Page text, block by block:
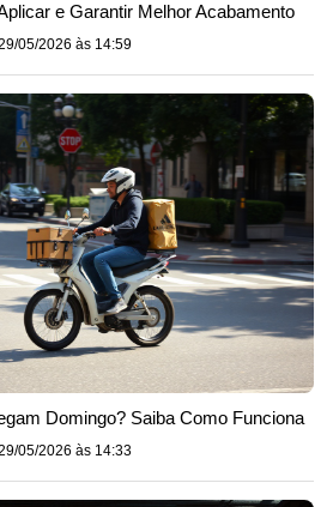
e Garantir Melhor Acabamento
05/2026 às 14:59
Domingo? Saiba Como Funciona
05/2026 às 14:33